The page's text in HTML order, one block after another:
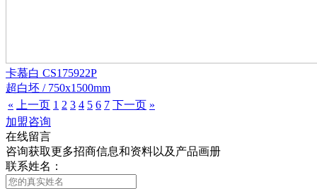
卡慕白 CS175922P
超白坯 / 750x1500mm
«
上一页 1 2 3 4 5 6 7 下一页 »
加盟咨询
在线留言
咨询获取更多招商信息和资料以及产品画册
联系姓名：